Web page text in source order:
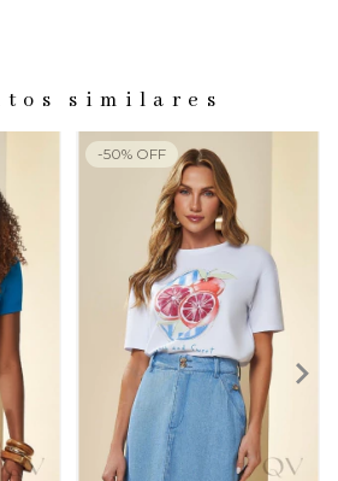
similares
-50% OFF